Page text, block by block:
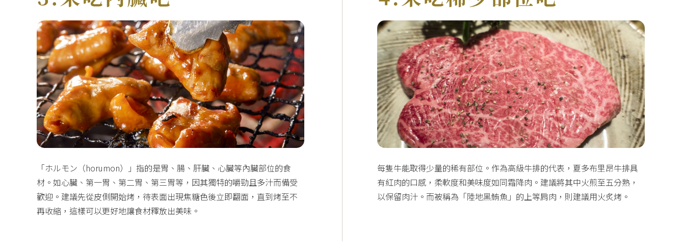
「ホルモン（horumon）」指的是胃、腸、肝臟、心臟等內臟部位的食
材。如心臟、第一胃、第二胃、第三胃等，因其獨特的嚼勁且多汁而備受
歡迎。建議先從皮側開始烤，待表面出現焦糖色後立即翻面，直到烤至不
再收縮，這樣可以更好地讓食材釋放出美味。
每隻牛能取得少量的稀有部位。作為高級牛排的代表，夏多布里昂牛排具
有紅肉的口感，柔軟度和美味度如同霜降肉。建議將其中火煎至五分熟，
以保留肉汁。而被稱為「陸地黑鮪魚」的上等肩肉，則建議用火炙烤。